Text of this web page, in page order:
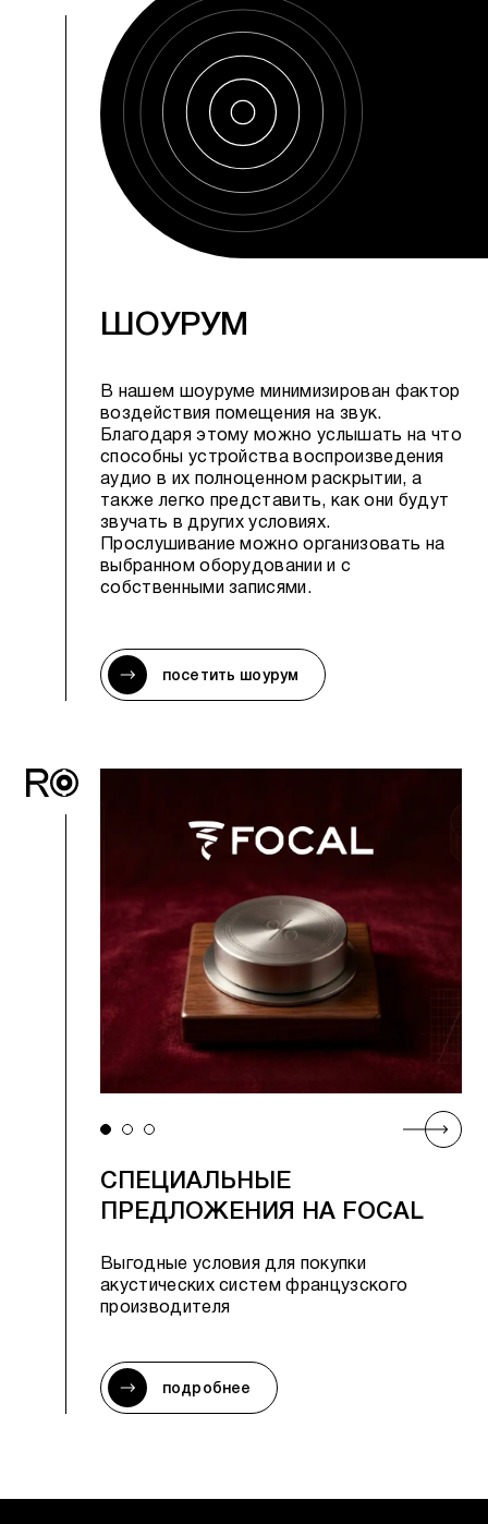
ШОУРУМ
В нашем шоуруме минимизирован фактор
воздействия помещения на звук.
Благодаря этому можно услышать на что
способны устройства воспроизведения
аудио в их полноценном раскрытии, а
также легко представить, как они будут
звучать в других условиях.
Прослушивание можно организовать на
выбранном оборудовании и с
собственными записями.
посетить шоурум
СПЕЦИАЛЬНЫЕ
ПРЕДЛОЖЕНИЯ НА FOCAL
Выгодные условия для покупки
акустических систем французского
производителя
подробнее